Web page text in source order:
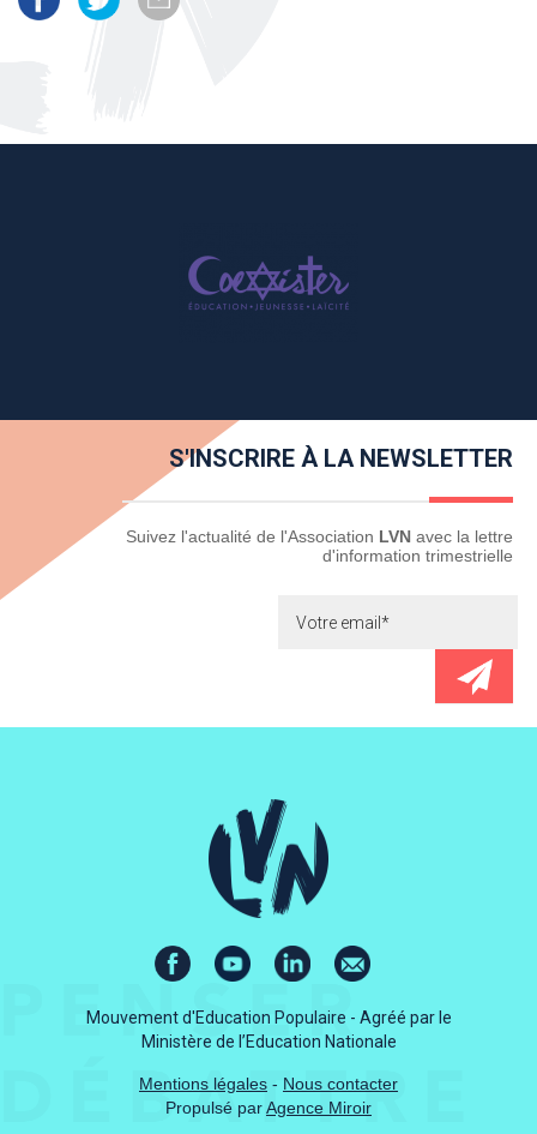
S'INSCRIRE À LA NEWSLETTER
Newsletter Suivez l'actualité de l'Association LVN avec la lettre
d'information trimestrielle
Mouvement d'Education Populaire - Agréé par le
Ministère de l’Education Nationale
Mentions légales - Nous contacter
Propulsé parAgence Miroir